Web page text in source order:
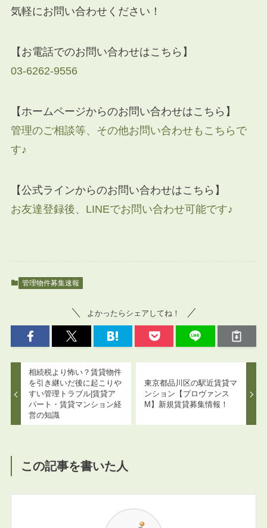
気軽にお問い合わせください！
【お電話でのお問い合わせはこちら】
03-6262-9556
【ホームページからのお問い合わせはこちら】
管理のご相談等、その他お問い合わせもこちらで
す♪
【公式ラインからのお問い合わせはこちら】
お友達登録後、LINEでお問い合わせ可能です♪
管理物件募集速報
よかったらシェアしてね！
相続税より怖い？賃貸物件
を引き継いだ後に起こりや
すい管理トラブル|賃貸ア
パート・賃貸マンション経
営の知識
東京都品川区の駅近賃貸マ
ンション【プロヴァンス
M】新規賃貸募集情報！
この記事を書いた人